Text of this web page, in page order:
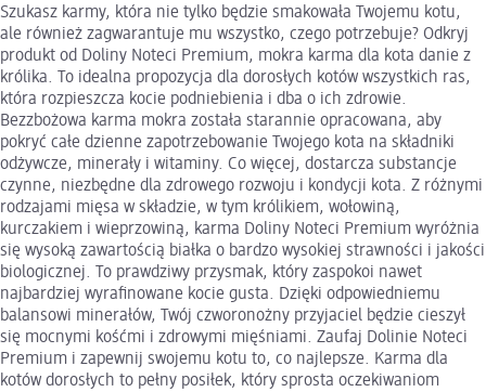
Szukasz karmy, która nie tylko będzie smakowała Twojemu kotu,
ale również zagwarantuje mu wszystko, czego potrzebuje? Odkryj
produkt od Doliny Noteci Premium, mokra karma dla kota danie z
królika. To idealna propozycja dla dorosłych kotów wszystkich ras,
która rozpieszcza kocie podniebienia i dba o ich zdrowie.
Bezzbożowa karma mokra została starannie opracowana, aby
pokryć całe dzienne zapotrzebowanie Twojego kota na składniki
odżywcze, minerały i witaminy. Co więcej, dostarcza substancje
czynne, niezbędne dla zdrowego rozwoju i kondycji kota. Z różnymi
rodzajami mięsa w składzie, w tym królikiem, wołowiną,
kurczakiem i wieprzowiną, karma Doliny Noteci Premium wyróżnia
się wysoką zawartością białka o bardzo wysokiej strawności i jakości
biologicznej. To prawdziwy przysmak, który zaspokoi nawet
najbardziej wyrafinowane kocie gusta. Dzięki odpowiedniemu
balansowi minerałów, Twój czworonożny przyjaciel będzie cieszył
się mocnymi kośćmi i zdrowymi mięśniami. Zaufaj Dolinie Noteci
Premium i zapewnij swojemu kotu to, co najlepsze. Karma dla
kotów dorosłych to pełny posiłek, który sprosta oczekiwaniom